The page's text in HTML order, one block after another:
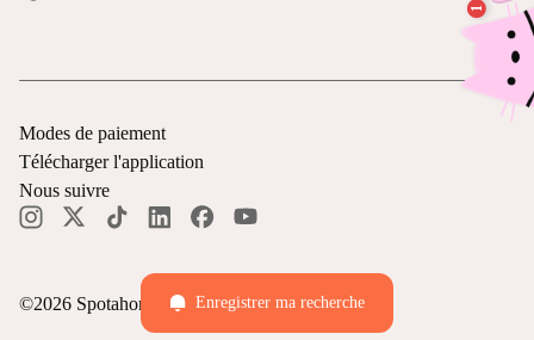
Enregistrer ma recherche
©2026 Spotahome — Tous droits réservés
Modes de paiement
Télécharger l'application
Nous suivre